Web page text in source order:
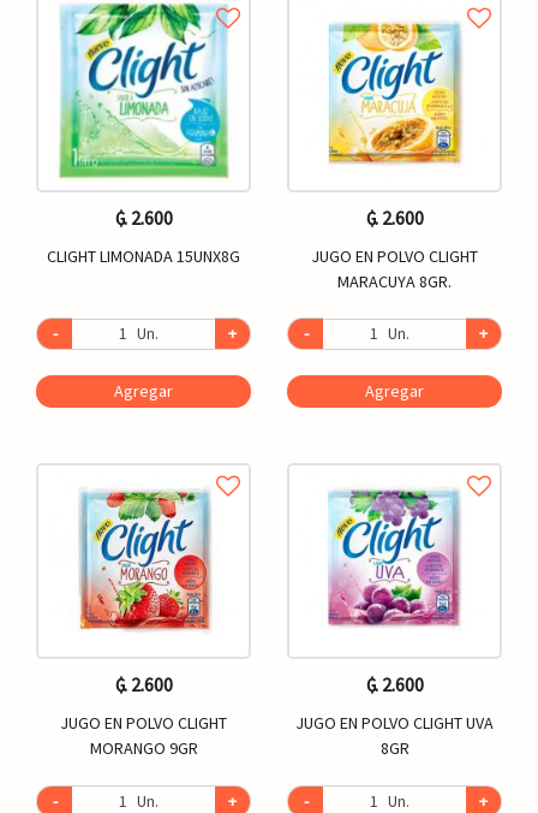
₲. 2.600
CLIGHT LIMONADA 15UNX8G
- Un. +
Agregar
₲. 2.600
JUGO EN POLVO CLIGHT
MORANGO 9GR
- Un. +
₲. 2.600
JUGO EN POLVO CLIGHT
MARACUYA 8GR.
- Un. +
Agregar
₲. 2.600
JUGO EN POLVO CLIGHT UVA
8GR
- Un. +